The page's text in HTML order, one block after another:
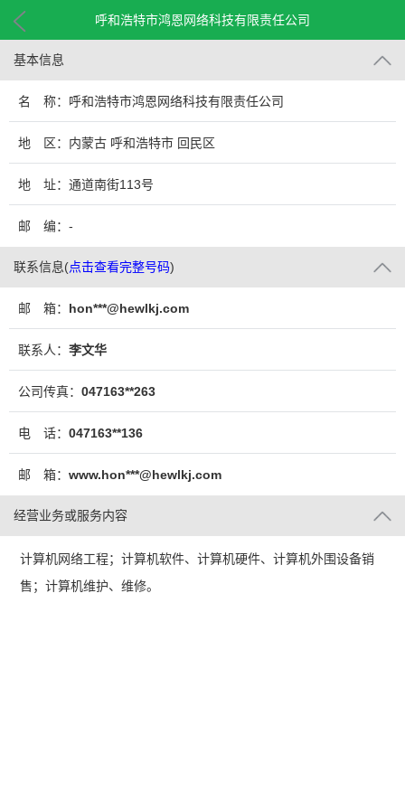
呼和浩特市鸿恩网络科技有限责任公司
基本信息
名 称：呼和浩特市鸿恩网络科技有限责任公司
地 区：内蒙古 呼和浩特市 回民区
地 址：通道南街113号
邮 编：-
联系信息(点击查看完整号码)
邮 箱： hon***@hewlkj.com
联系人： 李文华
公司传真： 047163**263
电 话： 047163**136
邮 箱： www.hon***@hewlkj.com
经营业务或服务内容
计算机网络工程；计算机软件、计算机硬件、计算机外围设备销
售；计算机维护、维修。